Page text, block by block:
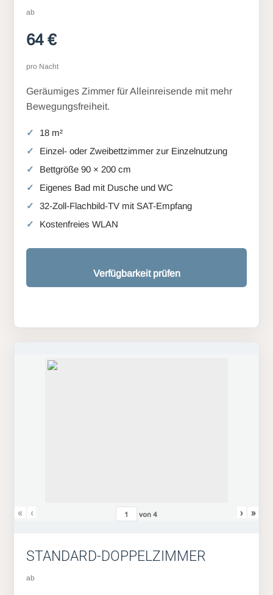
ab
64 €
pro Nacht
Geräumiges Zimmer für Alleinreisende mit mehr
Bewegungsfreiheit.
18 m²
Einzel- oder Zweibettzimmer zur Einzelnutzung
Bettgröße 90 × 200 cm
Eigenes Bad mit Dusche und WC
32-Zoll-Flachbild-TV mit SAT-Empfang
Kostenfreies WLAN
Verfügbarkeit prüfen
« ‹ von4 › »
STANDARD-DOPPELZIMMER
ab